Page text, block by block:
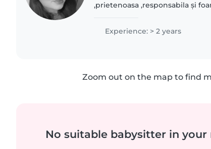
,prietenoasa ,responsabila și
Experience: > 2 years
Zoom out on the map to find
No suitable babysitter in